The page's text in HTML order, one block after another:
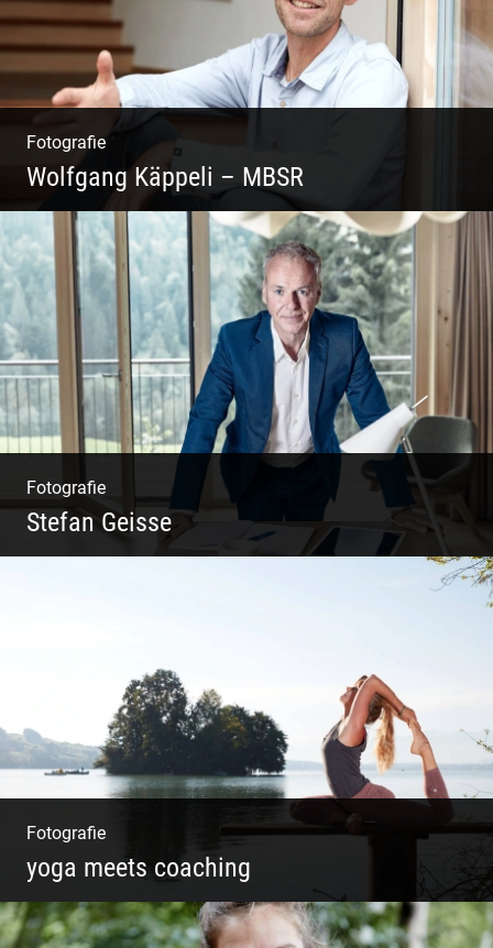
Fotografie
Wolfgang Käppeli – MBSR
Shooting: Achtsamkeitstrainer
Fotografie
Stefan Geisse
Fotografie
yoga meets coaching
Sonnengruß Katharina Kirchner